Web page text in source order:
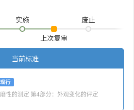
实施
上次复审
废止
当前标准
现行
性的测定 第4部分：外观变化的评定